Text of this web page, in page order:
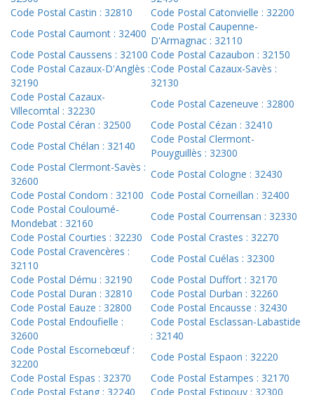
Code Postal Castin : 32810
Code Postal Catonvielle : 32200
Code Postal Caumont : 32400
Code Postal Caupenne-
D'Armagnac : 32110
Code Postal Caussens : 32100 Code Postal Cazaubon : 32150
Code Postal Cazaux-D'Anglès :
32190
Code Postal Cazaux-Savès :
32130
Code Postal Cazaux-
Villecomtal : 32230
Code Postal Cazeneuve : 32800
Code Postal Céran : 32500
Code Postal Cézan : 32410
Code Postal Chélan : 32140
Code Postal Clermont-
Pouyguillès : 32300
Code Postal Clermont-Savès :
32600
Code Postal Cologne : 32430
Code Postal Condom : 32100 Code Postal Corneillan : 32400
Code Postal Couloumé-
Mondebat : 32160
Code Postal Courrensan : 32330
Code Postal Courties : 32230
Code Postal Crastes : 32270
Code Postal Cravencères :
32110
Code Postal Cuélas : 32300
Code Postal Dému : 32190
Code Postal Duffort : 32170
Code Postal Duran : 32810
Code Postal Durban : 32260
Code Postal Eauze : 32800
Code Postal Encausse : 32430
Code Postal Endoufielle :
32600
Code Postal Esclassan-Labastide
: 32140
Code Postal Escornebœuf :
32200
Code Postal Espaon : 32220
Code Postal Espas : 32370
Code Postal Estampes : 32170
Code Postal Estang : 32240
Code Postal Estipouy : 32300